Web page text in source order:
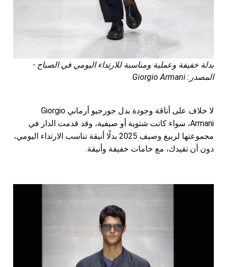
بدلة خفيفة وعملية ومناسبة للارتداء اليومي في الصباح -
المصدر: Giorgio Armani
لا خلاف على أناقة وجودة بدل جورجيو أرماني Giorgio
Armani، سواء كانت شتوية أو صيفية، وقد قدمت الدار في
مجموعتها لربيع وصيف 2025 بدلًا أنيقة تناسب الارتداء اليومي،
دون أن تقيدك، مع خامات خفيفة وأنيقة.